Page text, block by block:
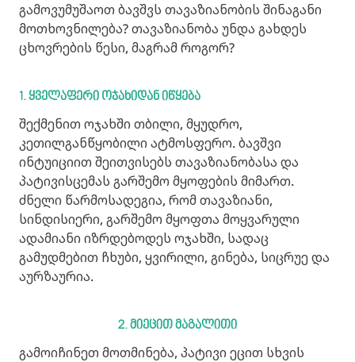
გამოვუმუშაოთ ბავშვს თავაზიანობის შინაგანი
მოთხოვნილება? თავაზიანობა უნდა გახდეს
ცხოვრების წესი, მაგრამ როგორ?
1. ყველაფერი ოჯახიდან იწყება
შექმენით ოჯახში თბილი, მყუდრო,
კეთილგანწყობილი ატმოსფერო. ბავშვი
ინტუიციით შეითვისებს თავაზიანობასა და
პატივისცემას გარშემო მყოფების მიმართ.
ძნელი წარმოსადეგია, რომ თავაზიანი,
სინდისიერი, გარშემო მყოფთა მოყვარული
ადამიანი იზრდებოდეს ოჯახში, სადაც
გამუდმებით ჩხუბი, ყვირილი, გინება, სიცრუე და
აურზაურია.
2. მიეცით მაგალითი
გამოიჩინეთ მოთმინება, პატივი ეცით სხვის